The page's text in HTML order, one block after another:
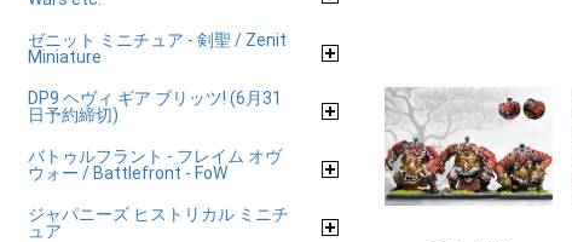
ゼニット ミニチュア - 剣聖 / Zenit
Miniature
DP9 ヘヴィ ギア ブリッツ! (6月31
日予約締切)
バトゥルフラント - フレイム オヴ
ウォー / Battlefront - FoW
ジャパニーズ ヒストリカル ミニチ
ュア